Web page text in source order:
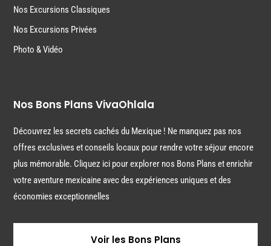
Nos Excursions Classiques
Nos Excursions Privées
Photo & Vidéo
Nos Bons Plans VivaOhlala
Découvrez les secrets cachés du Mexique ! Ne manquez pas nos
offres exclusives et conseils locaux pour rendre votre séjour encore
plus mémorable. Cliquez ici pour explorer nos Bons Plans et enrichir
votre aventure mexicaine avec des expériences uniques et des
économies exceptionnelles
Voir les Bons Plans